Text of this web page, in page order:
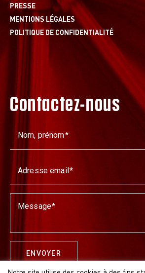
PRESSE
MENTIONS LÉGALES
POLITIQUE DE CONFIDENTIALITÉ
Contactez-nous
Nom, prénom
Adresse email
Message
ENVOYER